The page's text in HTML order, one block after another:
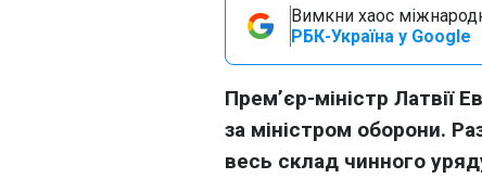
Вимкни хаос
РБК-Україна у Google
Прем’єр-міністр Латвії
за міністром оборони.
весь склад чинного